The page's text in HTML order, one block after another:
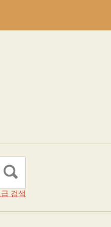
급 검색